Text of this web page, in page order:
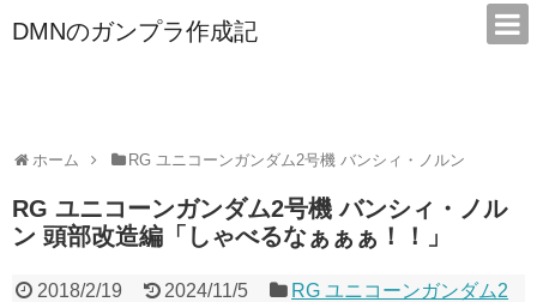
DMNのガンプラ作成記
ホーム RG ユニコーンガンダム2号機 バンシィ・ノルン
RG ユニコーンガンダム2号機 バンシィ・ノル
ン 頭部改造編「しゃべるなぁぁぁ！！」
2018/2/19 2024/11/5
RG ユニコーンガンダム2